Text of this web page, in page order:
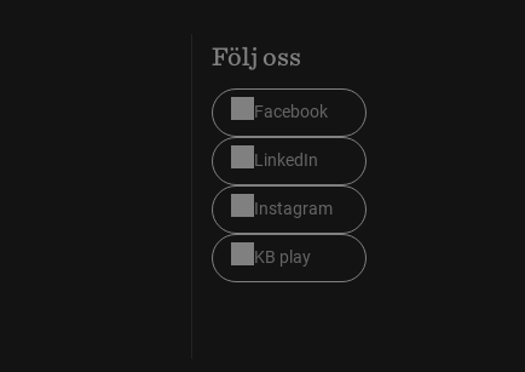
Följ oss
Facebook
LinkedIn
Instagram
KB play